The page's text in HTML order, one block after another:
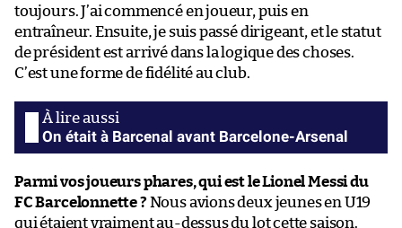
toujours. J’ai commencé en joueur, puis en
entraîneur. Ensuite, je suis passé dirigeant, et le statut
de président est arrivé dans la logique des choses.
C’est une forme de fidélité au club.
On était à Barcenal avant Barcelone-Arsenal
Parmi vos joueurs phares, qui est le Lionel Messi du
FC Barcelonnette ? Nous avions deux jeunes en U19
qui étaient vraiment au-dessus du lot cette saison.